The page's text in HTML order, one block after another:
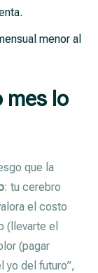
menor al
mes lo
que la
: tu cerebro
el costo
(llevarte el
(pagar
yo del futuro”,